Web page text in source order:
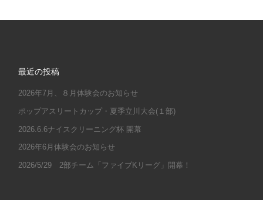
最近の投稿
2026年7月、８月体験会のお知らせ
ポップアスリートカップ・夏季立川大会(１部)
2026.6.6ナイスクリーニング杯 開幕
2026年6月体験会のお知らせ
2026/5/29 2部チーム「ファイブKリーグ」開幕！